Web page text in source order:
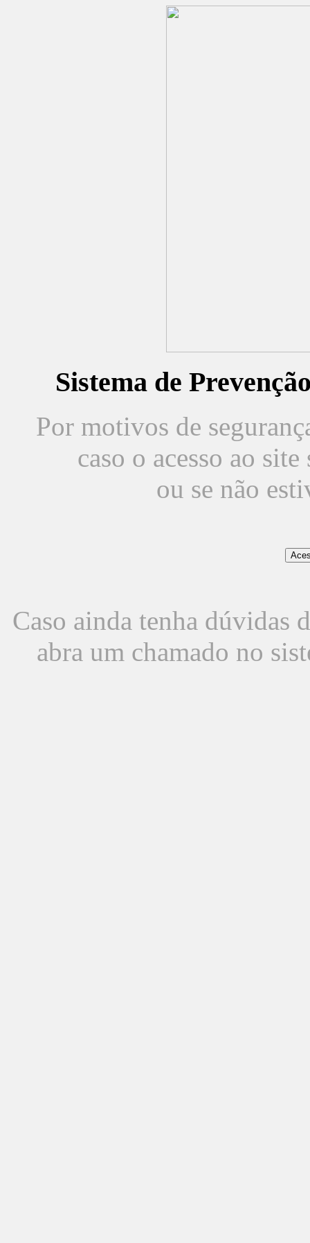
Sistema de
Por motivos de
caso o acesso ao
ou se não
Caso ainda tenha dúvidas
abra um chamado no